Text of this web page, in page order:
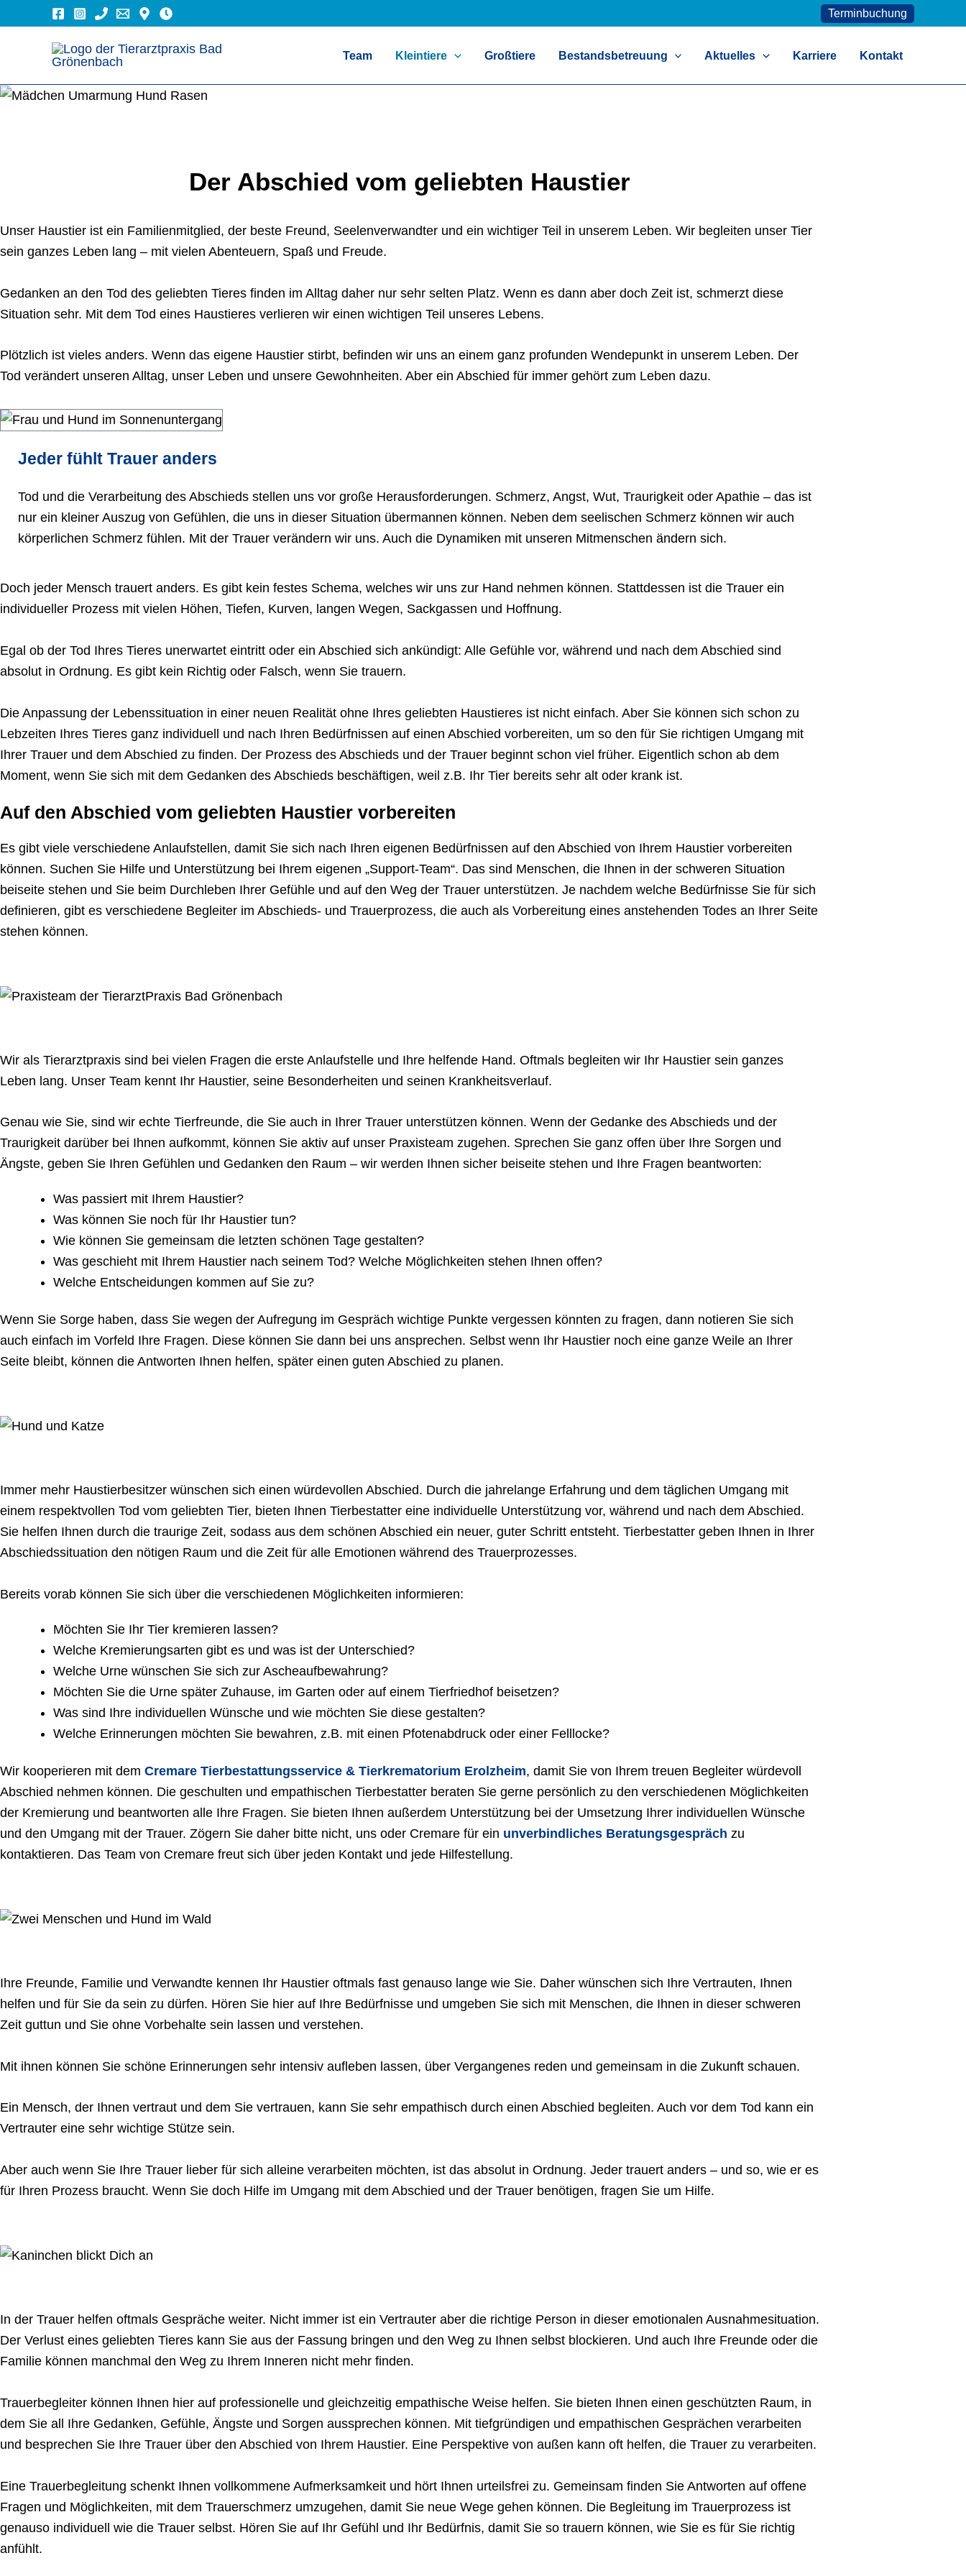
Inhalt
Terminbuchung
Team Kleintiere Großtiere Bestandsbetreuung Aktuelles Karriere Kontakt
Der Abschied vom geliebten Haustier
Unser Haustier ist ein Familienmitglied, der beste Freund, Seelenverwandter und ein wichtiger Teil in unserem Leben. Wir begleiten unser Tier
sein ganzes Leben lang – mit vielen Abenteuern, Spaß und Freude.
Gedanken an den Tod des geliebten Tieres finden im Alltag daher nur sehr selten Platz. Wenn es dann aber doch Zeit ist, schmerzt diese
Situation sehr. Mit dem Tod eines Haustieres verlieren wir einen wichtigen Teil unseres Lebens.
Plötzlich ist vieles anders. Wenn das eigene Haustier stirbt, befinden wir uns an einem ganz profunden Wendepunkt in unserem Leben. Der
Tod verändert unseren Alltag, unser Leben und unsere Gewohnheiten. Aber ein Abschied für immer gehört zum Leben dazu.
Jeder fühlt Trauer anders
Tod und die Verarbeitung des Abschieds stellen uns vor große Herausforderungen. Schmerz, Angst, Wut, Traurigkeit oder Apathie – das ist
nur ein kleiner Auszug von Gefühlen, die uns in dieser Situation übermannen können. Neben dem seelischen Schmerz können wir auch
körperlichen Schmerz fühlen. Mit der Trauer verändern wir uns. Auch die Dynamiken mit unseren Mitmenschen ändern sich.
Doch jeder Mensch trauert anders. Es gibt kein festes Schema, welches wir uns zur Hand nehmen können. Stattdessen ist die Trauer ein
individueller Prozess mit vielen Höhen, Tiefen, Kurven, langen Wegen, Sackgassen und Hoffnung.
Egal ob der Tod Ihres Tieres unerwartet eintritt oder ein Abschied sich ankündigt: Alle Gefühle vor, während und nach dem Abschied sind
absolut in Ordnung. Es gibt kein Richtig oder Falsch, wenn Sie trauern.
Die Anpassung der Lebenssituation in einer neuen Realität ohne Ihres geliebten Haustieres ist nicht einfach. Aber Sie können sich schon zu
Lebzeiten Ihres Tieres ganz individuell und nach Ihren Bedürfnissen auf einen Abschied vorbereiten, um so den für Sie richtigen Umgang mit
Ihrer Trauer und dem Abschied zu finden. Der Prozess des Abschieds und der Trauer beginnt schon viel früher. Eigentlich schon ab dem
Moment, wenn Sie sich mit dem Gedanken des Abschieds beschäftigen, weil z.B. Ihr Tier bereits sehr alt oder krank ist.
Auf den Abschied vom geliebten Haustier vorbereiten
Es gibt viele verschiedene Anlaufstellen, damit Sie sich nach Ihren eigenen Bedürfnissen auf den Abschied von Ihrem Haustier vorbereiten
können. Suchen Sie Hilfe und Unterstützung bei Ihrem eigenen „Support-Team“. Das sind Menschen, die Ihnen in der schweren Situation
beiseite stehen und Sie beim Durchleben Ihrer Gefühle und auf den Weg der Trauer unterstützen. Je nachdem welche Bedürfnisse Sie für sich
definieren, gibt es verschiedene Begleiter im Abschieds- und Trauerprozess, die auch als Vorbereitung eines anstehenden Todes an Ihrer Seite
stehen können.
Wir als Tierarztpraxis sind bei vielen Fragen die erste Anlaufstelle und Ihre helfende Hand. Oftmals begleiten wir Ihr Haustier sein ganzes
Leben lang. Unser Team kennt Ihr Haustier, seine Besonderheiten und seinen Krankheitsverlauf.
Genau wie Sie, sind wir echte Tierfreunde, die Sie auch in Ihrer Trauer unterstützen können. Wenn der Gedanke des Abschieds und der
Traurigkeit darüber bei Ihnen aufkommt, können Sie aktiv auf unser Praxisteam zugehen. Sprechen Sie ganz offen über Ihre Sorgen und
Ängste, geben Sie Ihren Gefühlen und Gedanken den Raum – wir werden Ihnen sicher beiseite stehen und Ihre Fragen beantworten:
Was passiert mit Ihrem Haustier?
Was können Sie noch für Ihr Haustier tun?
Wie können Sie gemeinsam die letzten schönen Tage gestalten?
Was geschieht mit Ihrem Haustier nach seinem Tod? Welche Möglichkeiten stehen Ihnen offen?
Welche Entscheidungen kommen auf Sie zu?
Wenn Sie Sorge haben, dass Sie wegen der Aufregung im Gespräch wichtige Punkte vergessen könnten zu fragen, dann notieren Sie sich
auch einfach im Vorfeld Ihre Fragen. Diese können Sie dann bei uns ansprechen. Selbst wenn Ihr Haustier noch eine ganze Weile an Ihrer
Seite bleibt, können die Antworten Ihnen helfen, später einen guten Abschied zu planen.
Immer mehr Haustierbesitzer wünschen sich einen würdevollen Abschied. Durch die jahrelange Erfahrung und dem täglichen Umgang mit
einem respektvollen Tod vom geliebten Tier, bieten Ihnen Tierbestatter eine individuelle Unterstützung vor, während und nach dem Abschied.
Sie helfen Ihnen durch die traurige Zeit, sodass aus dem schönen Abschied ein neuer, guter Schritt entsteht. Tierbestatter geben Ihnen in Ihrer
Abschiedssituation den nötigen Raum und die Zeit für alle Emotionen während des Trauerprozesses.
Bereits vorab können Sie sich über die verschiedenen Möglichkeiten informieren:
Möchten Sie Ihr Tier kremieren lassen?
Welche Kremierungsarten gibt es und was ist der Unterschied?
Welche Urne wünschen Sie sich zur Ascheaufbewahrung?
Möchten Sie die Urne später Zuhause, im Garten oder auf einem Tierfriedhof beisetzen?
Was sind Ihre individuellen Wünsche und wie möchten Sie diese gestalten?
Welche Erinnerungen möchten Sie bewahren, z.B. mit einen Pfotenabdruck oder einer Felllocke?
Wir kooperieren mit dem Cremare Tierbestattungsservice & Tierkrematorium Erolzheim, damit Sie von Ihrem treuen Begleiter würdevoll
Abschied nehmen können. Die geschulten und empathischen Tierbestatter beraten Sie gerne persönlich zu den verschiedenen Möglichkeiten
der Kremierung und beantworten alle Ihre Fragen. Sie bieten Ihnen außerdem Unterstützung bei der Umsetzung Ihrer individuellen Wünsche
und den Umgang mit der Trauer. Zögern Sie daher bitte nicht, uns oder Cremare für ein unverbindliches Beratungsgespräch zu
kontaktieren. Das Team von Cremare freut sich über jeden Kontakt und jede Hilfestellung.
Ihre Freunde, Familie und Verwandte kennen Ihr Haustier oftmals fast genauso lange wie Sie. Daher wünschen sich Ihre Vertrauten, Ihnen
helfen und für Sie da sein zu dürfen. Hören Sie hier auf Ihre Bedürfnisse und umgeben Sie sich mit Menschen, die Ihnen in dieser schweren
Zeit guttun und Sie ohne Vorbehalte sein lassen und verstehen.
Mit ihnen können Sie schöne Erinnerungen sehr intensiv aufleben lassen, über Vergangenes reden und gemeinsam in die Zukunft schauen.
Ein Mensch, der Ihnen vertraut und dem Sie vertrauen, kann Sie sehr empathisch durch einen Abschied begleiten. Auch vor dem Tod kann ein
Vertrauter eine sehr wichtige Stütze sein.
Aber auch wenn Sie Ihre Trauer lieber für sich alleine verarbeiten möchten, ist das absolut in Ordnung. Jeder trauert anders – und so, wie er es
für Ihren Prozess braucht. Wenn Sie doch Hilfe im Umgang mit dem Abschied und der Trauer benötigen, fragen Sie um Hilfe.
In der Trauer helfen oftmals Gespräche weiter. Nicht immer ist ein Vertrauter aber die richtige Person in dieser emotionalen Ausnahmesituation.
Der Verlust eines geliebten Tieres kann Sie aus der Fassung bringen und den Weg zu Ihnen selbst blockieren. Und auch Ihre Freunde oder die
Familie können manchmal den Weg zu Ihrem Inneren nicht mehr finden.
Trauerbegleiter können Ihnen hier auf professionelle und gleichzeitig empathische Weise helfen. Sie bieten Ihnen einen geschützten Raum, in
dem Sie all Ihre Gedanken, Gefühle, Ängste und Sorgen aussprechen können. Mit tiefgründigen und empathischen Gesprächen verarbeiten
und besprechen Sie Ihre Trauer über den Abschied von Ihrem Haustier. Eine Perspektive von außen kann oft helfen, die Trauer zu verarbeiten.
Eine Trauerbegleitung schenkt Ihnen vollkommene Aufmerksamkeit und hört Ihnen urteilsfrei zu. Gemeinsam finden Sie Antworten auf offene
Fragen und Möglichkeiten, mit dem Trauerschmerz umzugehen, damit Sie neue Wege gehen können. Die Begleitung im Trauerprozess ist
genauso individuell wie die Trauer selbst. Hören Sie auf Ihr Gefühl und Ihr Bedürfnis, damit Sie so trauern können, wie Sie es für Sie richtig
anfühlt.